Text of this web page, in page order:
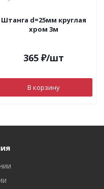
Штанга d=25мм круглая
хром 3м
365 ₽/шт
В корзину